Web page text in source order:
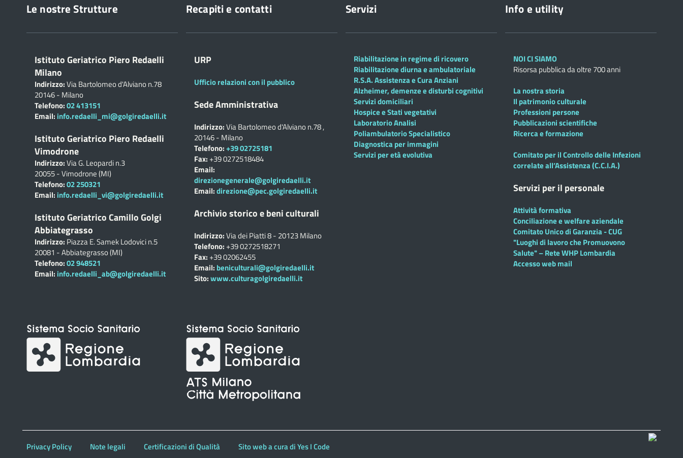
Le nostre Strutture
Istituto Geriatrico Piero Redaelli
Milano
Indirizzo:Via Bartolomeo d'Alviano n.78
20146 - Milano
Telefono:02 413151
Email: info.redaelli_mi@golgiredaelli.it
Istituto Geriatrico Piero Redaelli
Vimodrone
Indirizzo:Via G. Leopardi n.3
20055 - Vimodrone (MI)
Telefono:02 250321
Email: info.redaelli_vi@golgiredaelli.it
Istituto Geriatrico Camillo Golgi
Abbiategrasso
Indirizzo: Piazza E. Samek Lodovici n.5
20081 - Abbiategrasso (MI)
Telefono:02 948521
Email: info.redaelli_ab@golgiredaelli.it
Recapiti e contatti
URP
Ufficio relazioni con il pubblico
Sede Amministrativa
Indirizzo:Via Bartolomeo d'Alviano n.78 ,
20146 - Milano
Telefono:+39 02725181
Fax:+39 0272518484
Email:
direzionegenerale@golgiredaelli.it
Email:direzione@pec.golgiredaelli.it
Archivio storico e beni culturali
Indirizzo:Via dei Piatti 8 - 20123 Milano
Telefono:+39 0272518271
Fax:+39 02062455
Email: beniculturali@golgiredaelli.it
Sito:www.culturagolgiredaelli.it
Servizi
Riabilitazione in regime di ricovero
Riabilitazione diurna e ambulatoriale
R.S.A. Assistenza e Cura Anziani
Alzheimer, demenze e disturbi cognitivi
Servizi domiciliari
Hospice e Stati vegetativi
Laboratorio Analisi
Poliambulatorio Specialistico
Diagnostica per immagini
Servizi per età evolutiva
Info e utility
NOI CI SIAMO
Risorsa pubblica da oltre 700 anni
La nostra storia
Il patrimonio culturale
Professioni persone
Pubblicazioni scientifiche
Ricerca e formazione
Comitato per il Controllo delle Infezioni
correlate all’Assistenza (C.C.I.A.)
Servizi per il personale
Attività formativa
Conciliazione e welfare aziendale
Comitato Unico di Garanzia - CUG
"Luoghi di lavoro che Promuovono
Salute" – Rete WHP Lombardia
Accesso web mail
Privacy Policy Note legali Certificazioni di Qualità Sito web a cura di Yes I Code